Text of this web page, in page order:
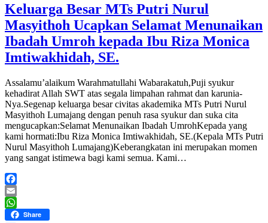
Keluarga Besar MTs Putri Nurul
Masyithoh Ucapkan Selamat Menunaikan
Ibadah Umroh kepada Ibu Riza Monica
Imtiwakhidah, SE.
Assalamu’alaikum Warahmatullahi Wabarakatuh,Puji syukur
kehadirat Allah SWT atas segala limpahan rahmat dan karunia-
Nya.Segenap keluarga besar civitas akademika MTs Putri Nurul
Masyithoh Lumajang dengan penuh rasa syukur dan suka cita
mengucapkan:Selamat Menunaikan Ibadah UmrohKepada yang
kami hormati:Ibu Riza Monica Imtiwakhidah, SE.(Kepala MTs Putri
Nurul Masyithoh Lumajang)Keberangkatan ini merupakan momen
yang sangat istimewa bagi kami semua. Kami…
Facebook
Email
WhatsApp
Share